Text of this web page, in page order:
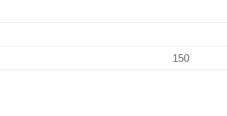
150